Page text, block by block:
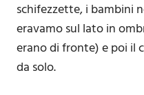
schifezzette, i bambini
eravamo sul lato in
erano di fronte) e poi il
da solo.